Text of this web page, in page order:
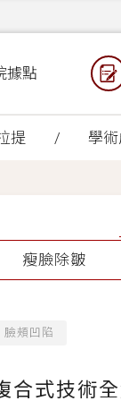
據點
提 學
瘦臉除皺
臉頰凹陷
式技術